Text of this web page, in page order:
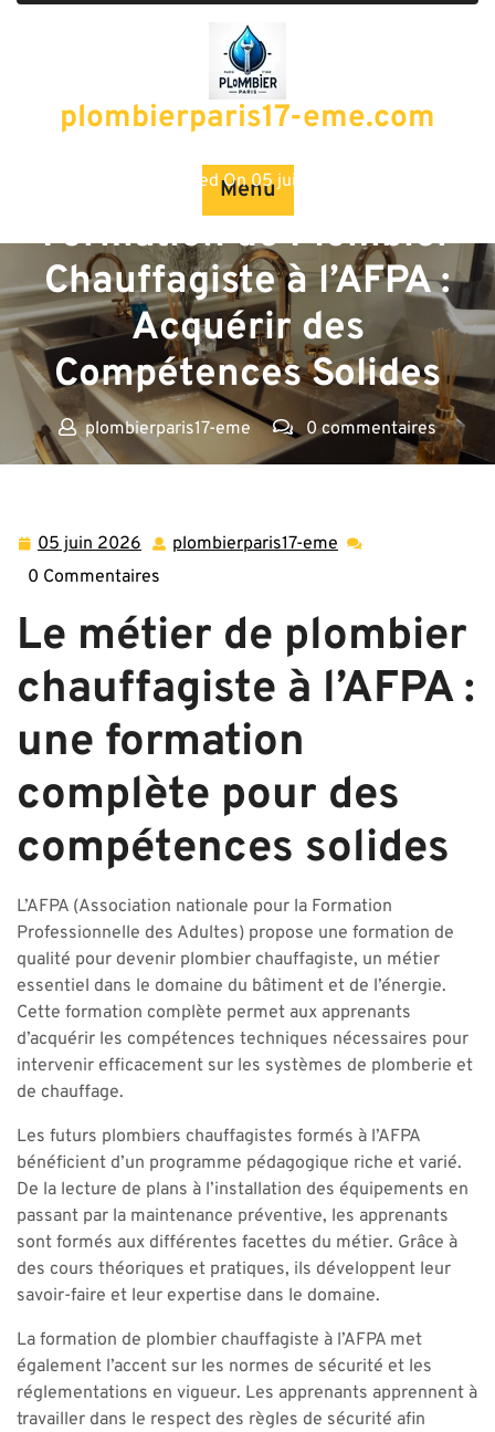
plombierparis17-eme.com
Menu
Posted On 05 juin 2026
Formation de Plombier
Chauffagiste à l’AFPA :
Acquérir des
Compétences Solides
plombierparis17-eme
0 commentaires
05 juin 2026 05
juin
plombierparis17-eme plombierparis17-
0 Commentaires
Le métier de plombier
chauffagiste à l’AFPA :
une formation
complète pour des
compétences solides
L’AFPA (Association nationale pour la Formation
Professionnelle des Adultes) propose une formation de
qualité pour devenir plombier chauffagiste, un métier
essentiel dans le domaine du bâtiment et de l’énergie.
Cette formation complète permet aux apprenants
d’acquérir les compétences techniques nécessaires pour
intervenir efficacement sur les systèmes de plomberie et
de chauffage.
Les futurs plombiers chauffagistes formés à l’AFPA
bénéficient d’un programme pédagogique riche et varié.
De la lecture de plans à l’installation des équipements en
passant par la maintenance préventive, les apprenants
sont formés aux différentes facettes du métier. Grâce à
des cours théoriques et pratiques, ils développent leur
savoir-faire et leur expertise dans le domaine.
La formation de plombier chauffagiste à l’AFPA met
également l’accent sur les normes de sécurité et les
réglementations en vigueur. Les apprenants apprennent à
travailler dans le respect des règles de sécurité afin